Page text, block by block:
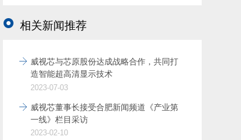
相关新闻推荐
威视芯与芯原股份达成战略合作，共同打
造智能超高清显示技术
2023-07-03
威视芯董事长接受合肥新闻频道《产业第
一线》栏目采访
2023-02-10